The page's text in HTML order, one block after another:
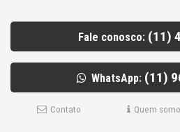
Fale conosco: (11)
WhatsApp: (11)
Contato Quem